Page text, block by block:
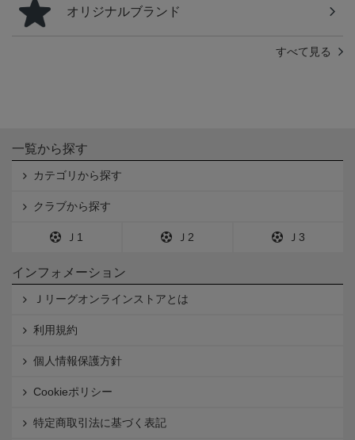
オリジナルブランド
すべて見る
一覧から探す
カテゴリから探す
クラブから探す
Ｊ1 Ｊ2 Ｊ3
インフォメーション
Ｊリーグオンラインストアとは
利用規約
個人情報保護方針
Cookieポリシー
特定商取引法に基づく表記